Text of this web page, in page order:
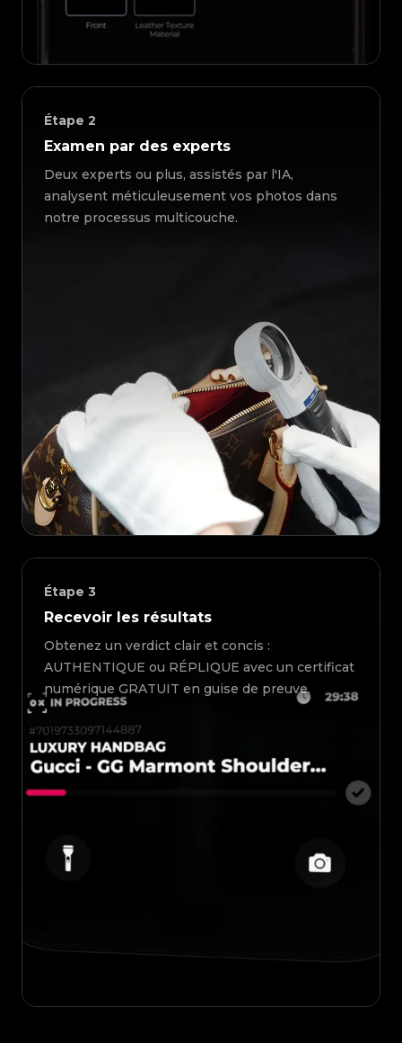
Étape 2
Examen par des experts
Deux experts ou plus, assistés par l'IA,
analysent méticuleusement vos photos dans
notre processus multicouche.
Étape 3
Recevoir les résultats
Obtenez un verdict clair et concis :
AUTHENTIQUE ou RÉPLIQUE avec un certificat
numérique GRATUIT en guise de preuve.